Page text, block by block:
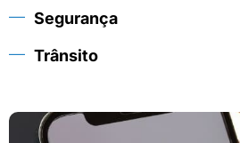
Segurança
Trânsito